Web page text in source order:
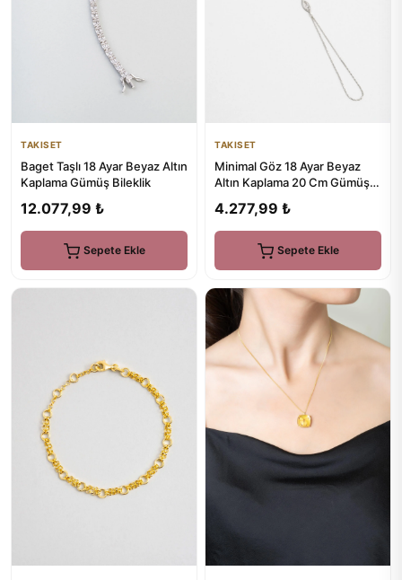
TAKISET
Baget Taşlı 18 Ayar Beyaz Altın
Kaplama Gümüş Bileklik
12.077,99 ₺
Sepete Ekle
TAKISET
Minimal Göz 18 Ayar Beyaz
Altın Kaplama 20 Cm Gümüş
4.277,99 ₺
Sepete Ekle